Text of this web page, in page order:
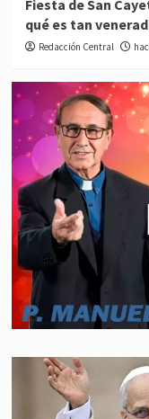
Fiesta de San
qué es tan
Redacción Central